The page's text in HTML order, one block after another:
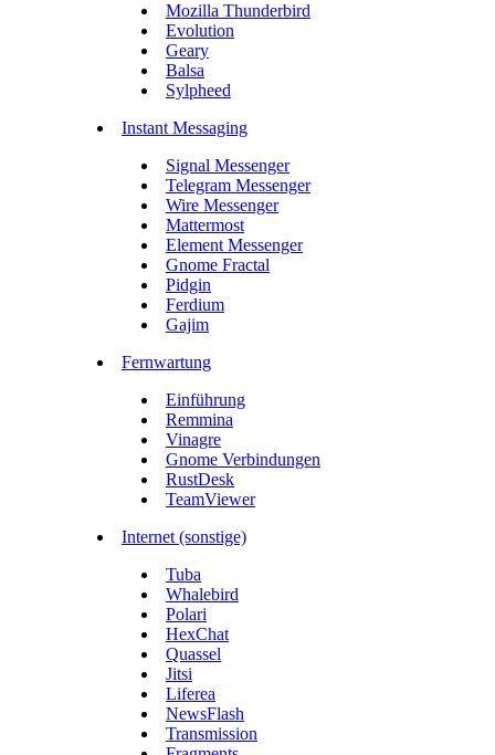
Mozilla Thunderbird
Evolution
Geary
Balsa
Sylpheed
Instant Messaging
Signal Messenger
Telegram Messenger
Wire Messenger
Mattermost
Element Messenger
Gnome Fractal
Pidgin
Ferdium
Gajim
Fernwartung
Einführung
Remmina
Vinagre
Gnome Verbindungen
RustDesk
TeamViewer
Internet (sonstige)
Tuba
Whalebird
Polari
HexChat
Quassel
Jitsi
Liferea
NewsFlash
Transmission